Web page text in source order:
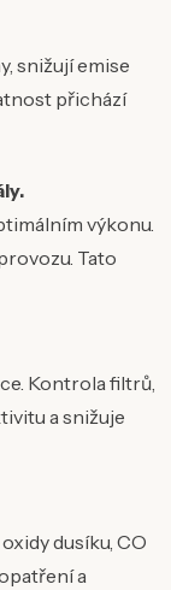
snižují emise
přichází
výkonu.
Tato
Kontrola filtrů,
a snižuje
dusíku, CO
a